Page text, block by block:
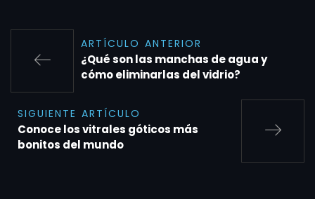
ARTÍCULO ANTERIOR
¿Qué son las manchas de agua y
cómo eliminarlas del vidrio?
SIGUIENTE ARTÍCULO
Conoce los vitrales góticos más
bonitos del mundo